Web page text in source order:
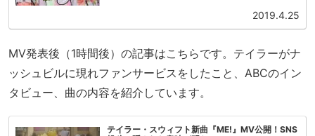
2019.4.25
MV発表後（1時間後）の記事はこちらです。テイラーがナ
ッシュビルに現れファンサービスをしたこと、ABCのイン
タビュー、曲の内容を紹介しています。
テイラー・スウィフト新曲『ME!』MV公開！SNS